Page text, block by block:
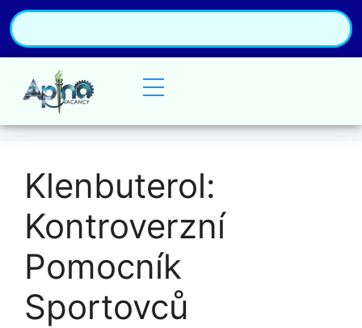
Klenbuterol:
Kontroverzní
Pomocník
Sportovců